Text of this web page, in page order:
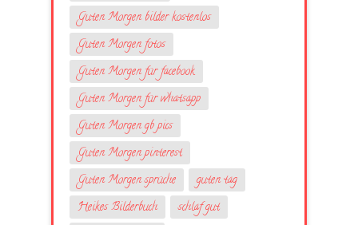
Guten Morgen bilder kostenlos
Guten Morgen fotos
Guten Morgen für facebook
Guten Morgen für whatsapp
Guten Morgen gb pics
Guten Morgen pinterest
Guten Morgen sprüche
guten tag
Heikes Bilderbuch
schlaf gut